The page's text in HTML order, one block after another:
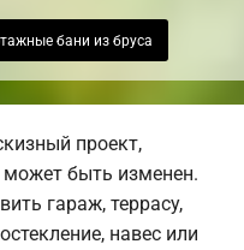
бани из бруса
проект,
может быть изменен.
гараж, террасу,
навес или